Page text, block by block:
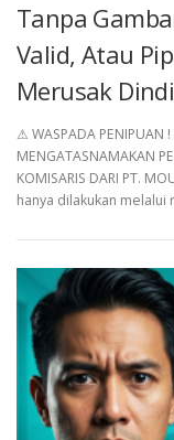
Tanpa
Valid, Atau
Merusak
⚠︎ WASPADA PENIPUAN
MENGATASNAMAKAN
KOMISARIS DARI PT.
hanya dilakukan melalui